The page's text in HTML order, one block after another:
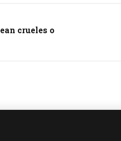
crueles o